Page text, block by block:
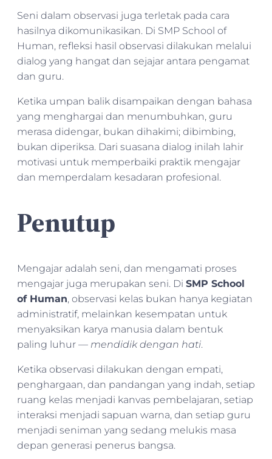
Seni dalam observasi juga terletak pada cara
hasilnya dikomunikasikan. Di SMP School of
Human, refleksi hasil observasi dilakukan melalui
dialog yang hangat dan sejajar antara pengamat
dan guru.
Ketika umpan balik disampaikan dengan bahasa
yang menghargai dan menumbuhkan, guru
merasa didengar, bukan dihakimi; dibimbing,
bukan diperiksa. Dari suasana dialog inilah lahir
motivasi untuk memperbaiki praktik mengajar
dan memperdalam kesadaran profesional.
Penutup
Mengajar adalah seni, dan mengamati proses
mengajar juga merupakan seni. Di SMP School
of Human, observasi kelas bukan hanya kegiatan
administratif, melainkan kesempatan untuk
menyaksikan karya manusia dalam bentuk
paling luhur — mendidik dengan hati.
Ketika observasi dilakukan dengan empati,
penghargaan, dan pandangan yang indah, setiap
ruang kelas menjadi kanvas pembelajaran, setiap
interaksi menjadi sapuan warna, dan setiap guru
menjadi seniman yang sedang melukis masa
depan generasi penerus bangsa.